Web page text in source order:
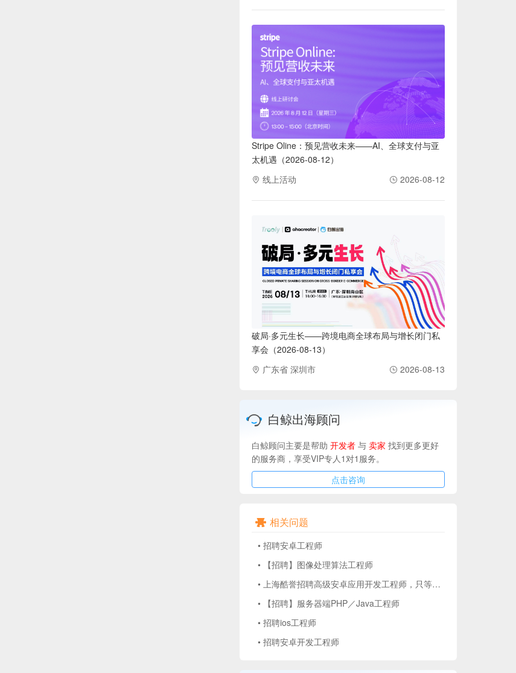
Stripe Oline：预见营收未来——AI、全球支付与亚
太机遇（2026-08-12）
线上活动
2026-08-12
破局·多元生长——跨境电商全球布局与增长闭门私
享会（2026-08-13）
广东省 深圳市
2026-08-13
白鲸出海顾问
白鲸顾问主要是帮助 开发者 与 卖家 找到更多更好
的服务商，享受VIP专人1对1服务。
点击咨询
相关问题
• 招聘安卓工程师
•
【招聘】图像处理算法工程师
• 上海酷誉招聘高级安卓应用开发工程师，只等充满激情的你！
•
【招聘】服务器端PHP／Java工程师
• 招聘ios工程师
• 招聘安卓开发工程师